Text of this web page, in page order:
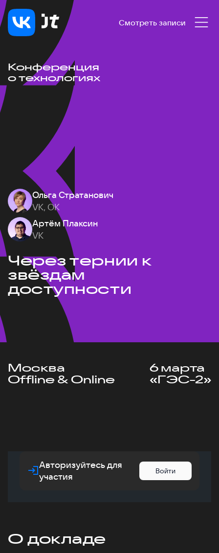
Смотреть записи
Конференция
о технологиях
Ольга Стратанович
VK, ОК
Артём Плаксин
VK
Через тернии к
звёздам
доступности
Москва
Offline & Online
6 марта
«ГЭС-2»
Авторизуйтесь для
участия
Войти
О докладе